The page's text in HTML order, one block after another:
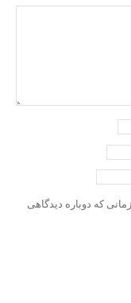
که دوباره دیدگاهی